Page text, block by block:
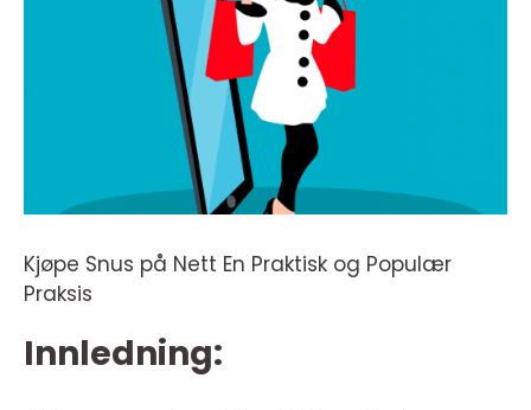
Kjøpe Snus på Nett En Praktisk og Populær
Praksis
Innledning: